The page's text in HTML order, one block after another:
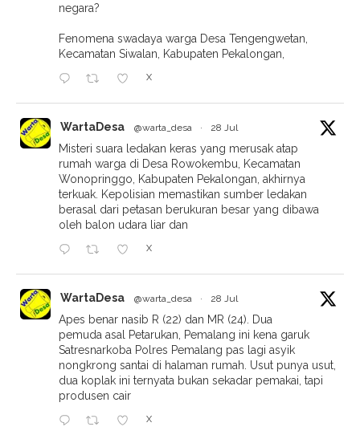
negara?
Fenomena swadaya warga Desa Tengengwetan,
Kecamatan Siwalan, Kabupaten Pekalongan,
X
WartaDesa @warta_desa · 28 Jul
Misteri suara ledakan keras yang merusak atap
rumah warga di Desa Rowokembu, Kecamatan
Wonopringgo, Kabupaten Pekalongan, akhirnya
terkuak. Kepolisian memastikan sumber ledakan
berasal dari petasan berukuran besar yang dibawa
oleh balon udara liar dan
X
WartaDesa @warta_desa · 28 Jul
Apes benar nasib R (22) dan MR (24). Dua
pemuda asal Petarukan, Pemalang ini kena garuk
Satresnarkoba Polres Pemalang pas lagi asyik
nongkrong santai di halaman rumah. Usut punya usut,
dua koplak ini ternyata bukan sekadar pemakai, tapi
produsen cair
X